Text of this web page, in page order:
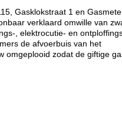
Gasklokstraat 1 en
verklaard omwille van
, elektrocutie- en
de afvoerbuis van het
omgeplooid zodat de giftige